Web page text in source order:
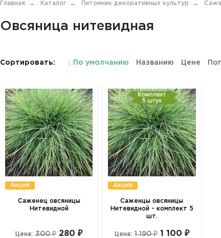
Главная Каталог Питомник декоративных культур
Овсяница нитевидная
Сортировать: ↓ По умолчанию Названию Цене
Акция
Саженец овсяницы
Нитевидной
Цена: 300 ₽ 280 ₽
Акция
Саженцы овсяницы
Нитевидной - комплект 5
шт.
Цена: 1 190 ₽ 1 100 ₽